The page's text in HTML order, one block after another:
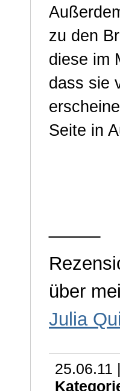
zu den
diese im
dass sie
Seite in
über
Julia
25.06.11